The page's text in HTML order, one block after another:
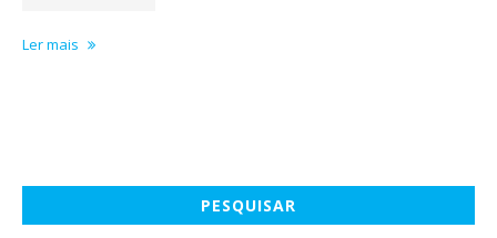
Ler mais
PESQUISAR